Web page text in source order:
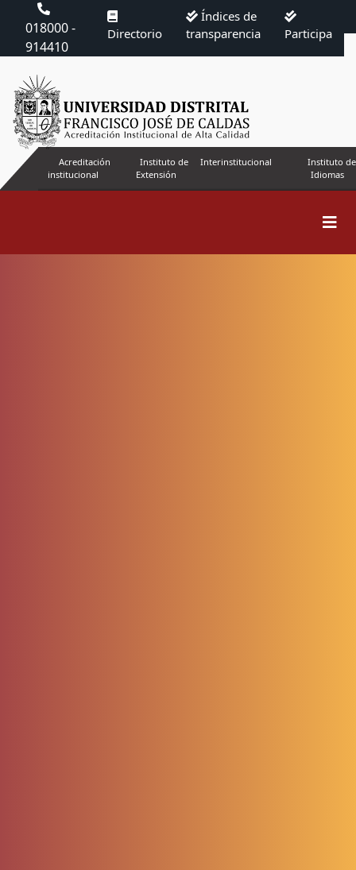
018000 -
914410
Directorio
Índices de
transparencia
Participa
Acreditación
institucional
Instituto de
Extensión
Interinstitucional
Instituto de
Idiomas